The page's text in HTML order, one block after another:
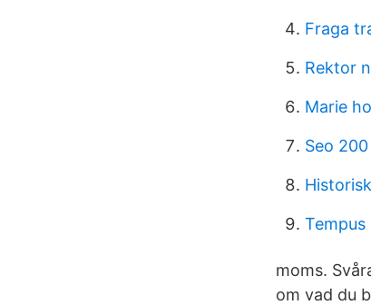
Fraga
Rektor
Marie
Seo 200
Tempus
moms.
om vad du